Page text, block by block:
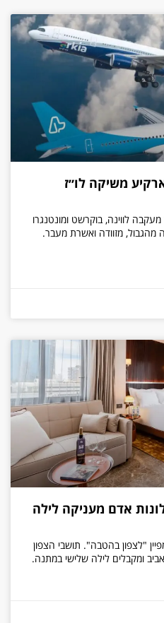
משיקה לו״ז
לווינה, בוקרשט ומונטנגרו
הסעה מהגבול, מזוודה ואשרת מעבר.
אדם מעניקה לילה
"לצפון בהטבה". תושבי הצפון